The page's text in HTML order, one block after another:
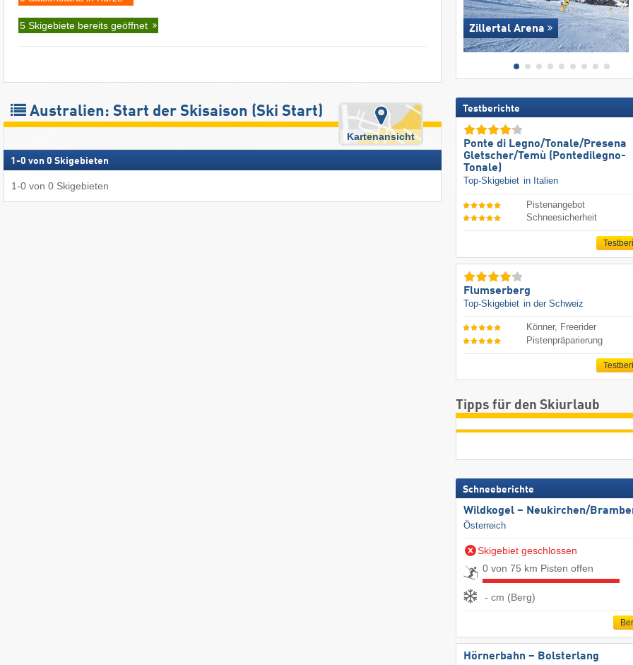
5 Skigebiete bereits geöffnet
Australien: Start der Skisaison (Ski Start)
Kartenansicht
1 -0 von 0 Skigebieten
1-0 von 0 Skigebieten
Zillertal Arena
Testberichte
Ponte di Legno/​Tonale/​Presena
Gletscher/​Temù (Pontedilegno-
Tonale)
Top-Skigebiet in Italien
Pistenangebot
Schneesicherheit
Flumserberg
Top-Skigebiet in der Schweiz
Könner, Freerider
Pistenpräparierung
Tipps für den Skiurlaub
Schneeberichte
Wildkogel – Neukirchen/​
Österreich
Skigebiet geschlossen
0 von 75 km Pisten offen
- cm (Berg)
Hörnerbahn – Bolsterlang